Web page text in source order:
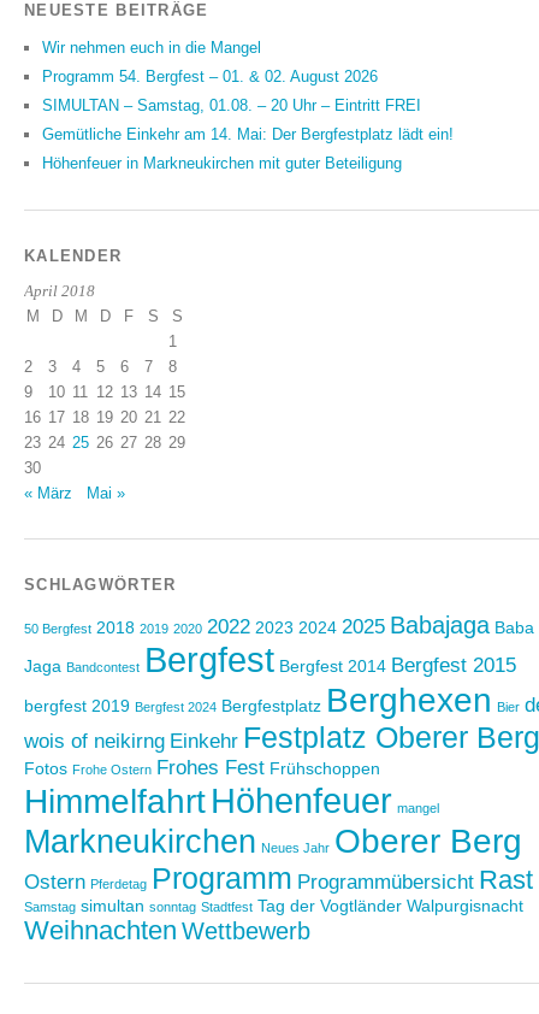
NEUESTE BEITRÄGE
Wir nehmen euch in die Mangel
Programm 54. Bergfest – 01. & 02. August 2026
SIMULTAN – Samstag, 01.08. – 20 Uhr – Eintritt FREI
Gemütliche Einkehr am 14. Mai: Der Bergfestplatz lädt ein!
Höhenfeuer in Markneukirchen mit guter Beteiligung
KALENDER
April 2018
M D M D F S
S
1
2
3 4 5 6 7
8
9
10 11 12 13 14 15
16 17 18 19 20 21 22
23 24 25 26 27 28 29
30
« März
Mai »
SCHLAGWÖRTER
50 Bergfest 2018 2019 2020 2022 2023 2024 2025 Babajaga Baba
Jaga Bandcontest Bergfest Bergfest 2014 Bergfest 2015
bergfest 2019 Bergfest 2024 Bergfestplatz Berghexen Bier
wois of neikirng Einkehr Festplatz Oberer Berg
Fotos Frohe Ostern Frohes Fest Frühschoppen
HimmelfahrtHöhenfeuer mangel
Markneukirchen Neues Jahr Oberer Berg
Ostern Pferdetag Programm Programmübersicht Rast
Samstag simultan sonntag Stadtfest Tag der Vogtländer Walpurgisnacht
Weihnachten Wettbewerb